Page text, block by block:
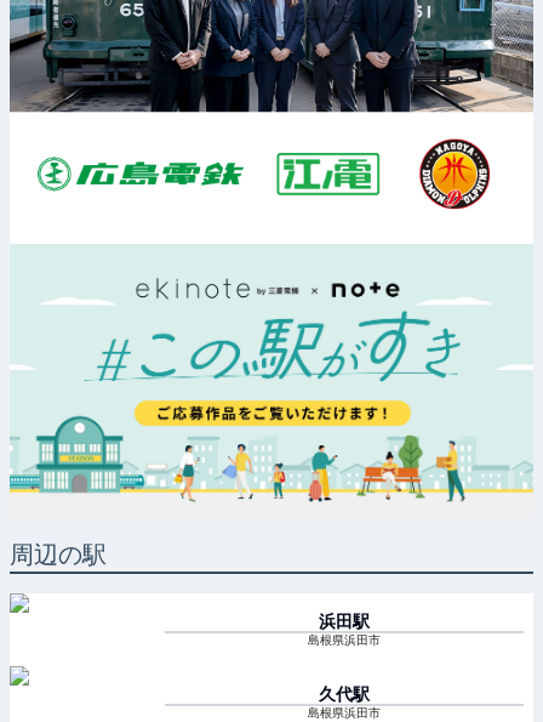
周辺の駅
浜田駅
島根県浜田市
久代駅
島根県浜田市